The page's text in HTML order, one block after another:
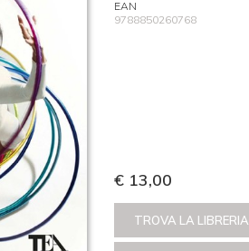
€ 13,00
TROVA LA
EAN
9788850260768